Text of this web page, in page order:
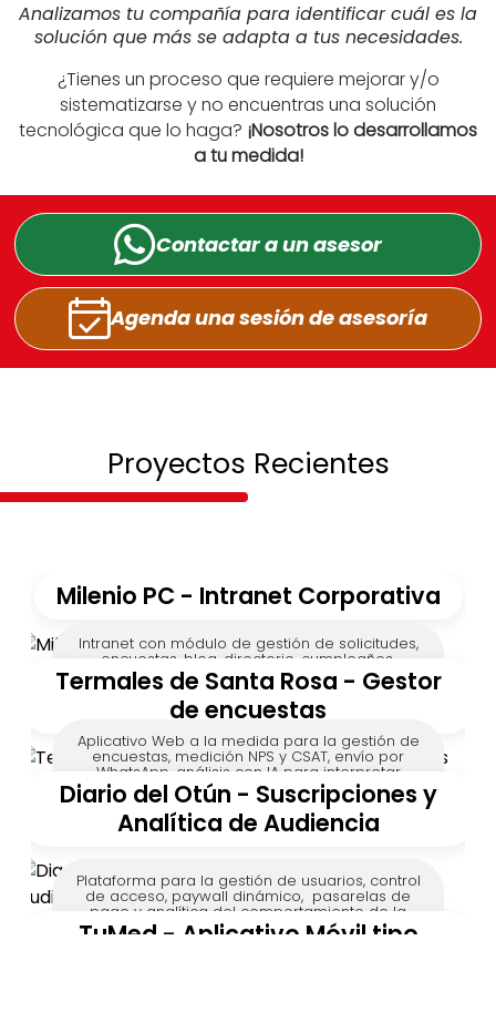
Analizamos tu compañía para identificar cuál es la
solución que más se adapta a tus necesidades.
¿Tienes un proceso que requiere mejorar y/o
sistematizarse y no encuentras una solución
tecnológica que lo haga? ¡Nosotros lo desarrollamos
a tu medida!
Contactar a unasesor
Agenda una sesiónde asesoría
Proyectos Recientes
Milenio PC - Intranet Corporativa
Intranet con módulo de gestión de solicitudes,
encuestas, blog, directorio, cumpleaños,
empleado del mes.
Termales de Santa Rosa - Gestor
de encuestas
Aplicativo Web a la medida para la gestión de
encuestas, medición NPS y CSAT, envío por
WhatsApp, análisis con IA para interpretar
sentimientos y niveles de satisfacción.
Diario del Otún - Suscripciones y
Analítica de Audiencia
Plataforma para la gestión de usuarios, control
de acceso, paywall dinámico, pasarelas de
pago y analítica del comportamiento de la
audiencia.
TuMed - Aplicativo Móvil tipo